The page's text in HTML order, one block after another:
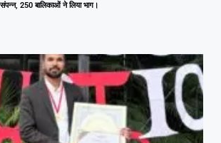
250 बालिकाओं ने लिया भाग।